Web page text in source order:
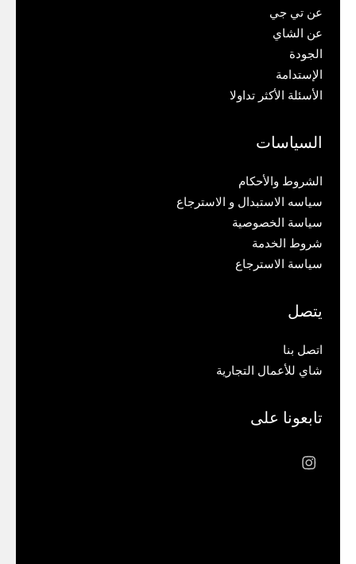
عن تي جي
عن الشاي
الجودة
الإستدامة
الأسئلة الأكثر تداولا
السياسات
الشروط والأحكام
سياسه الاستبدال و الاسترجاع
سياسة الخصوصية
شروط الخدمة
سياسة الاسترجاع
يتصل
اتصل بنا
شاي للأعمال التجارية
تابعونا على